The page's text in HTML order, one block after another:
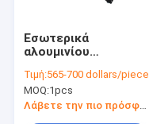
Εσωτερικά
αλουμινίου
περιστροφής
γυμναστικής
εμπορικά
Τιμή:565-700 dollars/piece
MOQ:1pcs
Λάβετε την πιο πρόσφατη τιμή